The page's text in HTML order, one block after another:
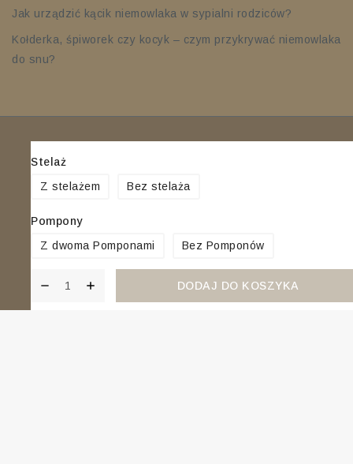
Stelaż
Z stelażem
Bez stelaża
Pompony
Z dwoma Pomponami
Bez Pomponów
DODAJ DO KOSZYKA
Jak urządzić kącik niemowlaka w sypialni rodziców?
Kołderka, śpiworek czy kocyk – czym przykrywać niemowlaka
do snu?